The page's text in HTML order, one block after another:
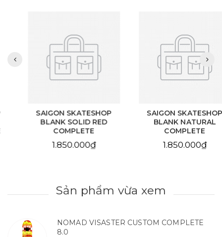
SAIGON SKATESHOP
BLANK SOLID RED
COMPLETE
1.850.000₫
SAIGON SKATESHOP
BLANK NATURAL
COMPLETE
1.850.000₫
Sản phẩm vừa xem
NOMAD VISASTER CUSTOM COMPLETE
8.0